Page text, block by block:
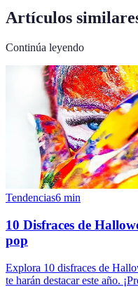
Artículos
Continúa leyendo
Tendencias6 min
10 Disfraces de
pop
Explora 10 disfraces de
te harán destacar este año.